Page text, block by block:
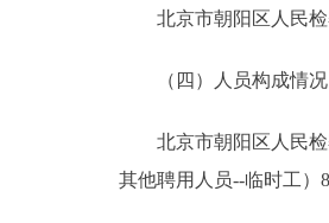
北京市朝阳区人民检
（四）人员构成情况
北京市朝阳区人民检
其他聘用人员--临时工）